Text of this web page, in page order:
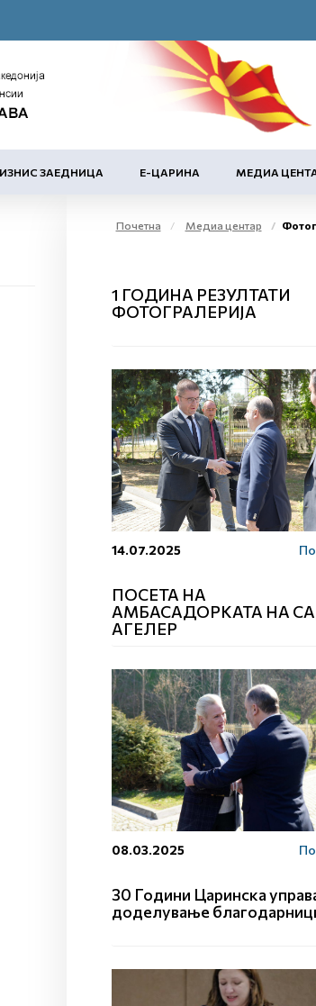
ЗАЕДНИЦА Е-ЦАРИНА МЕДИА
Почетна Медиа центар
1 ГОДИНА РЕЗУЛТАТИ
ФОТОГРАЛЕРИЈА
14.07.2025
ПОСЕТА НА
АМБАСАДОРКАТА НА
АГЕЛЕР
08.03.2025
30 Години Царинска
доделување